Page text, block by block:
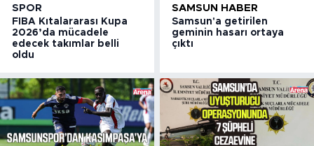
SPOR
FIBA Kıtalararası Kupa
2026’da mücadele
edecek takımlar belli
oldu
SAMSUN HABER
Samsun'a getirilen
geminin hasarı ortaya
çıktı